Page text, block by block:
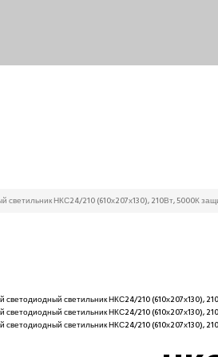
светильник НКС24/210 (610х207х130), 210Вт, 5000К